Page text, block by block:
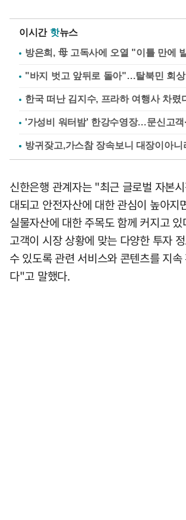
이시간 핫뉴스
방은희, 母 고독사에 오열 "이틀 만에
"바지 벗고 앞뒤로 돌아"…탈북민 회
한국 떠난 김지수, 프라하 여행사 차
신한은행 관계자는 "최근 글로벌 자본
대되고 안전자산에 대한 관심이 높아지
실물자산에 대한 주목도 함께 커지고
고객이 시장 상황에 맞는 다양한 투자
수 있도록 관련 서비스와 콘텐츠를 지
다"고 말했다.